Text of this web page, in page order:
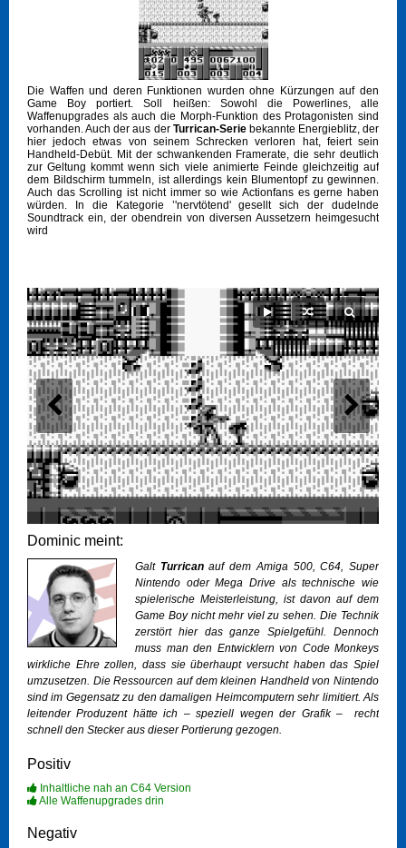
Die Waffen und deren Funktionen wurden ohne Kürzungen auf den
Game Boy portiert. Soll heißen: Sowohl die Powerlines, alle
Waffenupgrades als auch die Morph-Funktion des Protagonisten sind
vorhanden.Auch der aus der Turrican-Seriebekannte Energieblitz, der
hier jedoch etwas von seinem Schrecken verloren hat, feiert sein
Handheld-Debüt. Mit der schwankenden Framerate, die sehr deutlich
zur Geltung kommt wenn sich viele animierte Feinde gleichzeitig auf
dem Bildschirm tummeln, ist allerdings kein Blumentopf zu gewinnen.
Auch das Scrolling ist nicht immer so wie Actionfans es gerne haben
würden. In die Kategorie ’'nervtötend' gesellt sich der dudelnde
Soundtrack ein, der obendrein von diversen Aussetzern heimgesucht
wird
Dominic meint:
Galt Turricanauf dem Amiga 500, C64, Super
Nintendo oder Mega Drive als technische wie
spielerische Meisterleistung, ist davon auf dem
Game Boy nicht mehr viel zu sehen. Die Technik
zerstört hier das ganze Spielgefühl. Dennoch
muss man den Entwicklern von Code Monkeys
wirkliche Ehre zollen, dass sie überhaupt versucht haben das Spiel
umzusetzen. Die Ressourcen auf dem kleinen Handheld von Nintendo
sind im Gegensatz zu den damaligen Heimcomputern sehr limitiert. Als
leitender Produzent hätte ich – speziell wegen der Grafik –
recht
schnell den Stecker aus dieser Portierung gezogen.
Positiv
Inhaltliche nah an C64 Version
Alle Waffenupgrades drin
Negativ